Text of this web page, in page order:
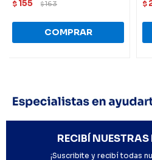
$ 155 $163 $
RECIBÍ
¡Suscribite y recibí todas